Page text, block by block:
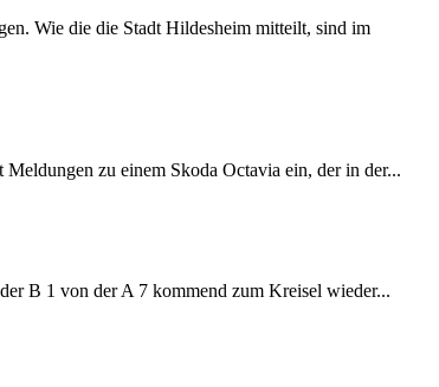
Wie die die Stadt Hildesheim mitteilt, sind im
zu einem Skoda Octavia ein, der in der...
B 1 von der A 7 kommend zum Kreisel wieder...